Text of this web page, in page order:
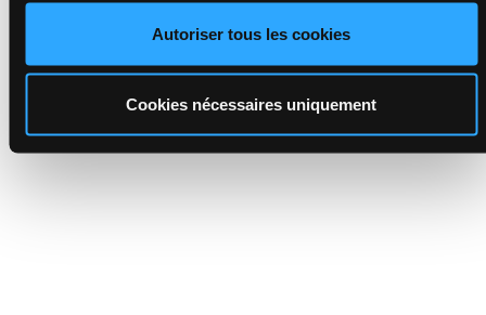
Autoriser tous les cookies
Cookies nécessaires uniquement